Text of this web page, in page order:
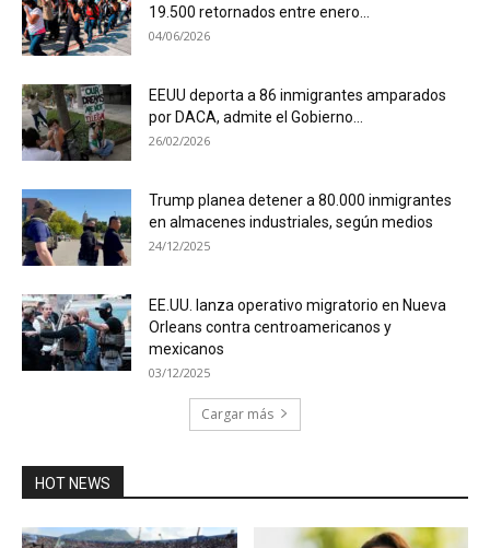
19.500 retornados entre enero...
04/06/2026
EEUU deporta a 86 inmigrantes amparados
por DACA, admite el Gobierno...
26/02/2026
Trump planea detener a 80.000 inmigrantes
en almacenes industriales, según medios
24/12/2025
EE.UU. lanza operativo migratorio en Nueva
Orleans contra centroamericanos y
mexicanos
03/12/2025
Cargar más
HOT NEWS